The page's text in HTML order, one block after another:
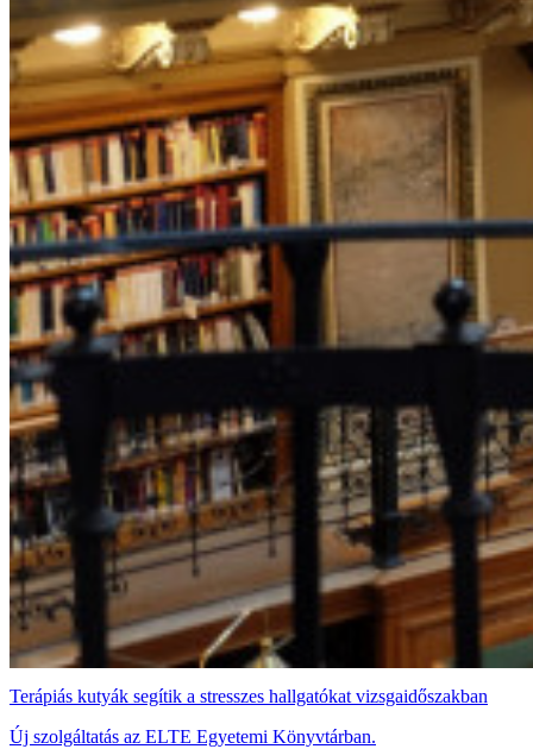
Terápiás kutyák segítik a stresszes hallgatókat vizsgaidőszakban
Új szolgáltatás az ELTE Egyetemi Könyvtárban.